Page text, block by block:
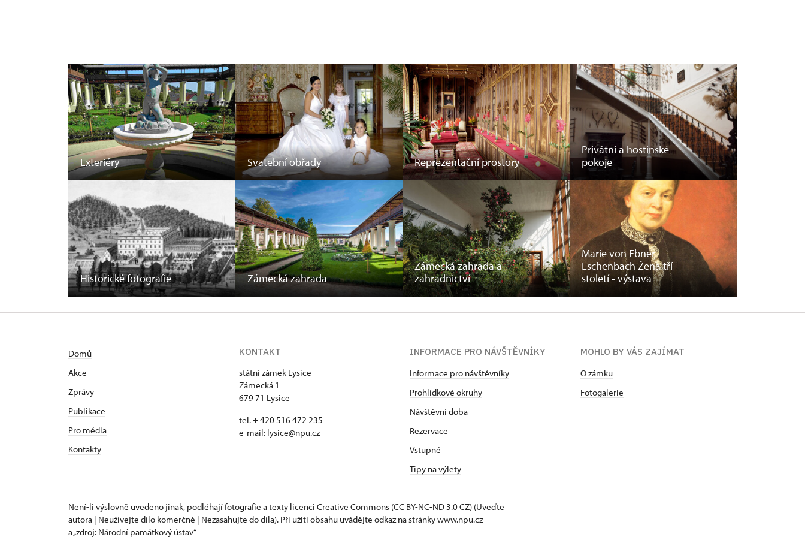
Exteriéry Svatební obřady Reprezentační prostory
Privátní a hostinské
pokoje
Historické fotografie Zámecká zahrada
Zámecká zahrada a
zahradnictví
Marie von Ebner
Eschenbach Žena tří
století - výstava
Domů
Akce
Zprávy
Publikace
Pro média
Kontakty
KONTAKT
státní zámek Lysice
Zámecká 1
679 71 Lysice
tel. + 420 516 472 235
e-mail: ​lysice@npu.cz
INFORMACE PRO NÁVŠTĚVNÍKY
Informace pro návštěvníky
Prohlídkové okruhy
Návštěvní doba
Rezervace
Vstupné
Tipy na výlety
MOHLO BY VÁS ZAJÍMAT
O zámku
Fotogalerie
Není-li výslovně uvedeno jinak, podléhají fotografie a texty licenci Creative Commons (CC BY-NC-ND 3.0 CZ) (Uveďte
autora | Neužívejte dílo komerčně | Nezasahujte do díla). Při užití obsahu uvádějte odkaz na stránky www.npu.cz
a „zdroj: Národní památkový ústav“